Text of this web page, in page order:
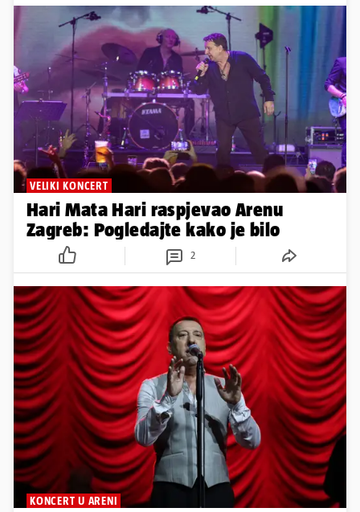
VELIKI KONCERT
Hari Mata Hari raspjevao Arenu
Zagreb: Pogledajte kako je bilo
2
KONCERT U ARENI